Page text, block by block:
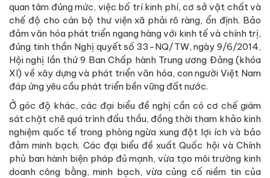
quan tâm đúng mức, việc bố trí kinh phí, cơ sở vật chất và
chế độ cho cán bộ thư viện xã phải rõ ràng, ổn định. Bảo
đảm văn hóa phát triển ngang hàng với kinh tế và chính trị,
đúng tinh thần Nghị quyết số 33-NQ/TW, ngày 9/6/2014,
Hội nghị lần thứ 9 Ban Chấp hành Trung ương Đảng (khóa
XI) về xây dựng và phát triển văn hóa, con người Việt Nam
đáp ứng yêu cầu phát triển bền vững đất nước.
Ở góc độ khác, các đại biểu đề nghị cần có cơ chế giám
sát chặt chẽ quá trình đấu thầu, đồng thời tham khảo kinh
nghiệm quốc tế trong phòng ngừa xung đột lợi ích và bảo
đảm minh bạch. Các đại biểu đề xuất Quốc hội và Chính
phủ ban hành biện pháp đủ mạnh, vừa tạo môi trường kinh
doanh công bằng, minh bạch, vừa củng cố niềm tin của